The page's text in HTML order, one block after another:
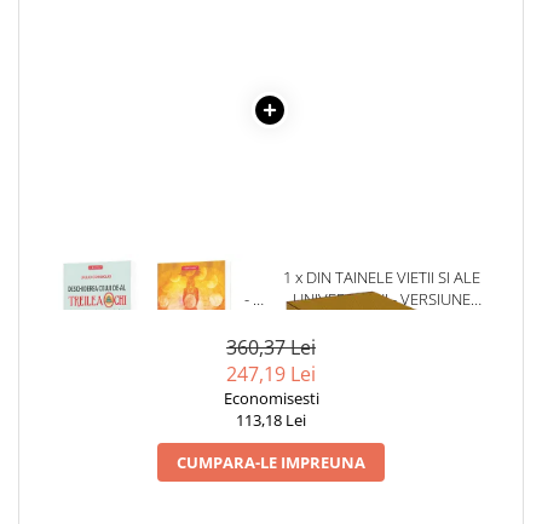
1 x PACHET SPECIAL
DEZVOLTARE SPIRITUALA - 4
1 x DIN TAINELE VIETII SI ALE
UNIVERSULUI - VERSIUNE
VOLUMELE I-III. CUTIE DE
COLECTIE -SCARLAT
360,37 Lei
247,19 Lei
Economisesti
113,18 Lei
CUMPARA-LE IMPREUNA